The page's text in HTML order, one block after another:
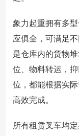
象力起重拥有多
应俱全，可满足
是仓库内的货物
位、物料转运，
位，都能根据实
高效完成。
所有租赁叉车均